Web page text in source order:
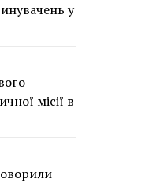
у
місії в